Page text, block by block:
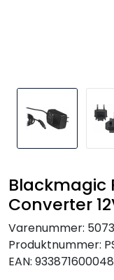
Blackmagic
Converter
Varenummer:
Produktnummer:
EAN: